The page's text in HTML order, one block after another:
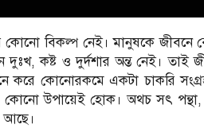
কোনো বিকল্প নেই। মানুষকে
কষ্ট ও দুর্দশার অন্ত নেই। তাই
করে কোনোরকমে একটা চাকরি
উপায়েই হোক। অথচ সৎ পন্থা,
আছে।